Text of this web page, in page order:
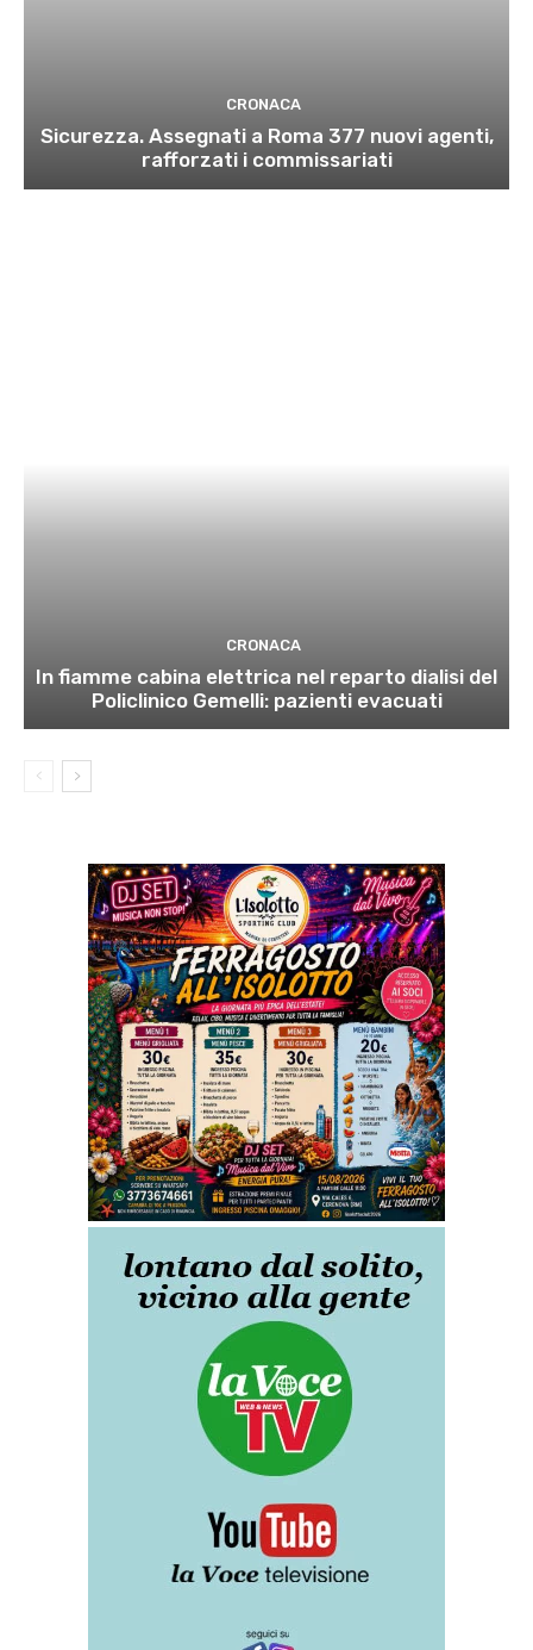
CRONACA
Sicurezza. Assegnati a Roma 377 nuovi agenti,
rafforzati i commissariati
CRONACA
In fiamme cabina elettrica nel reparto dialisi del
Policlinico Gemelli: pazienti evacuati